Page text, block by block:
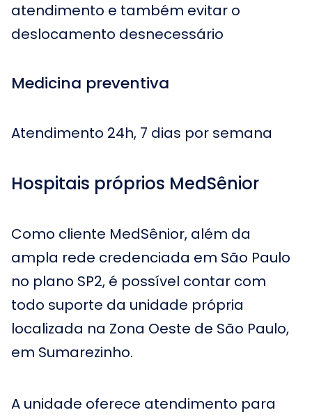
atendimento e também evitar o
deslocamento desnecessário
Medicina preventiva
Atendimento 24h, 7 dias por semana
Hospitais próprios MedSênior
Como cliente MedSênior, além da
ampla rede credenciada em São Paulo
no plano SP2, é possível contar com
todo suporte da unidade própria
localizada na Zona Oeste de São Paulo,
em Sumarezinho.
A unidade oferece atendimento para